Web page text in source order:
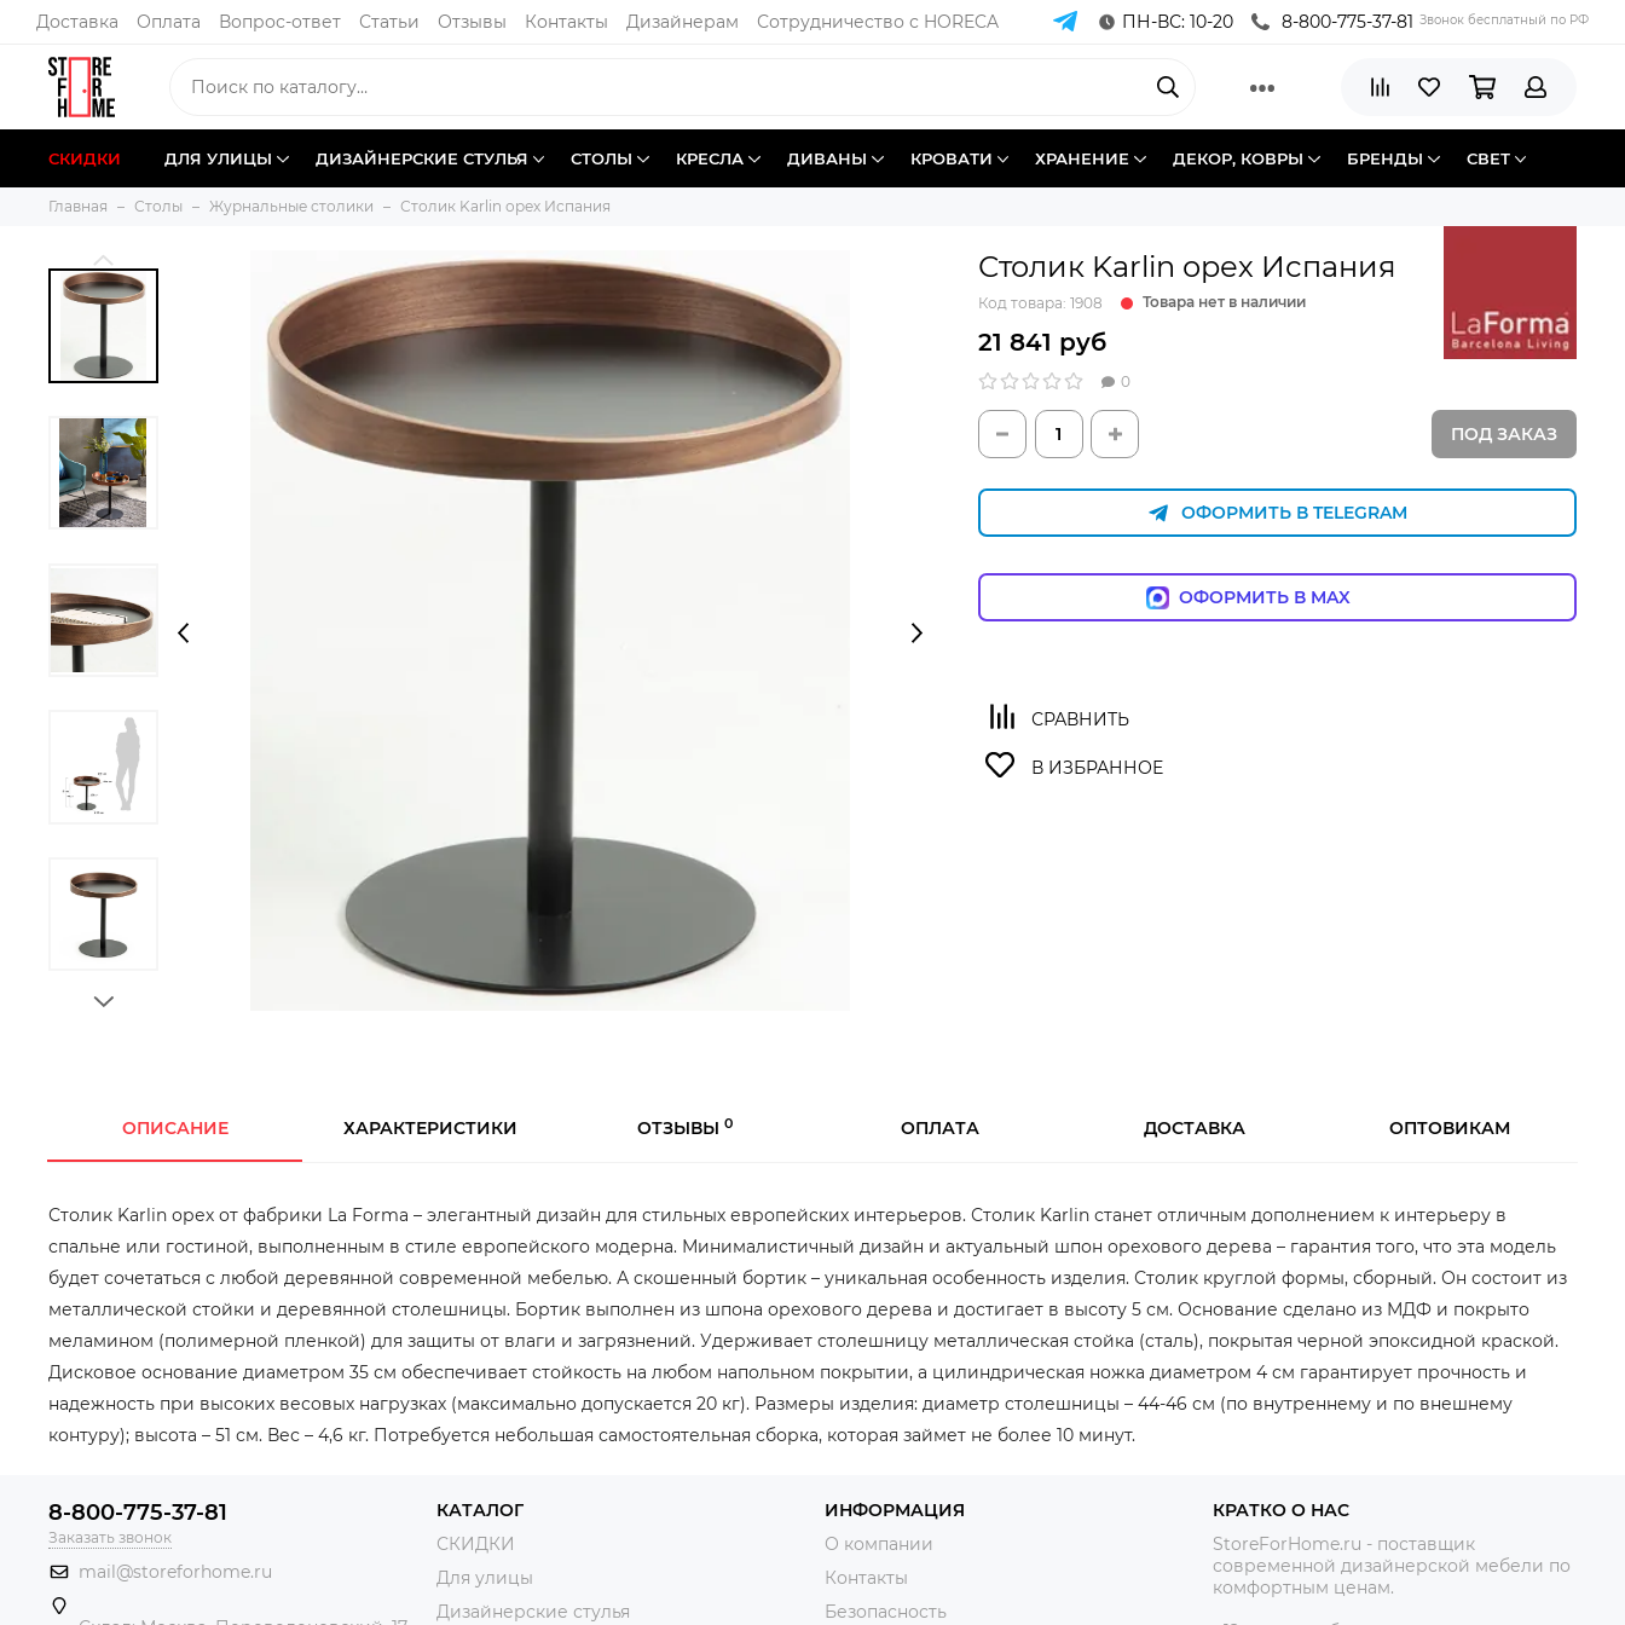
Доставка Оплата Вопрос-ответ Статьи Отзывы Контакты Дизайнерам Сотрудничество с HORECA ПН-ВС: 10-20 8-800-775-37-81 Звонок бесплатный по РФ
СКИДКИ ДЛЯ УЛИЦЫ ДИЗАЙНЕРСКИЕ СТУЛЬЯ СТОЛЫ КРЕСЛА ДИВАНЫ КРОВАТИ ХРАНЕНИЕ ДЕКОР, КОВРЫ БРЕНДЫ СВЕТ
Главная Столы Журнальные столики Столик Karlin орех Испания
Столик Karlin орех Испания
Код товара: 1908 Товара нет в наличии
21 841 руб
0
ПОД ЗАКАЗ
ОФОРМИТЬ В TELEGRAM
ОФОРМИТЬ В MAX
ОПИСАНИЕ ХАРАКТЕРИСТИКИ ОТЗЫВЫ0 ОПЛАТА ДОСТАВКА ОПТОВИКАМ
Столик Karlin орех от фабрики La Forma – элегантный дизайн для стильных европейских интерьеров. Столик Karlin станет отличным дополнением к интерьеру в
спальне или гостиной, выполненным в стиле европейского модерна. Минималистичный дизайн и актуальный шпон орехового дерева – гарантия того, что эта модель
будет сочетаться с любой деревянной современной мебелью. А скошенный бортик – уникальная особенность изделия. Столик круглой формы, сборный. Он состоит из
металлической стойки и деревянной столешницы. Бортик выполнен из шпона орехового дерева и достигает в высоту 5 см. Основание сделано из МДФ и покрыто
меламином (полимерной пленкой) для защиты от влаги и загрязнений. Удерживает столешницу металлическая стойка (сталь), покрытая черной эпоксидной краской.
Дисковое основание диаметром 35 см обеспечивает стойкость на любом напольном покрытии, а цилиндрическая ножка диаметром 4 см гарантирует прочность и
надежность при высоких весовых нагрузках (максимально допускается 20 кг). Размеры изделия: диаметр столешницы – 44-46 см (по внутреннему и по внешнему
контуру); высота – 51 см. Вес – 4,6 кг. Потребуется небольшая самостоятельная сборка, которая займет не более 10 минут.
8-800-775-37-81
Заказать звонок
mail@storeforhome.ru
КАТАЛОГ
СКИДКИ
Для улицы
Дизайнерские стулья
ИНФОРМАЦИЯ
О компании
Контакты
Безопасность
КРАТКО О НАС
StoreForHome.ru - поставщик
современной дизайнерской мебели по
комфортным ценам.